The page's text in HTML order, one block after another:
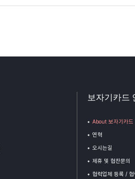
보자기카드
About 보자기카드
연혁
오시는길
제휴 및 협찬문의
협력업체 등록 /